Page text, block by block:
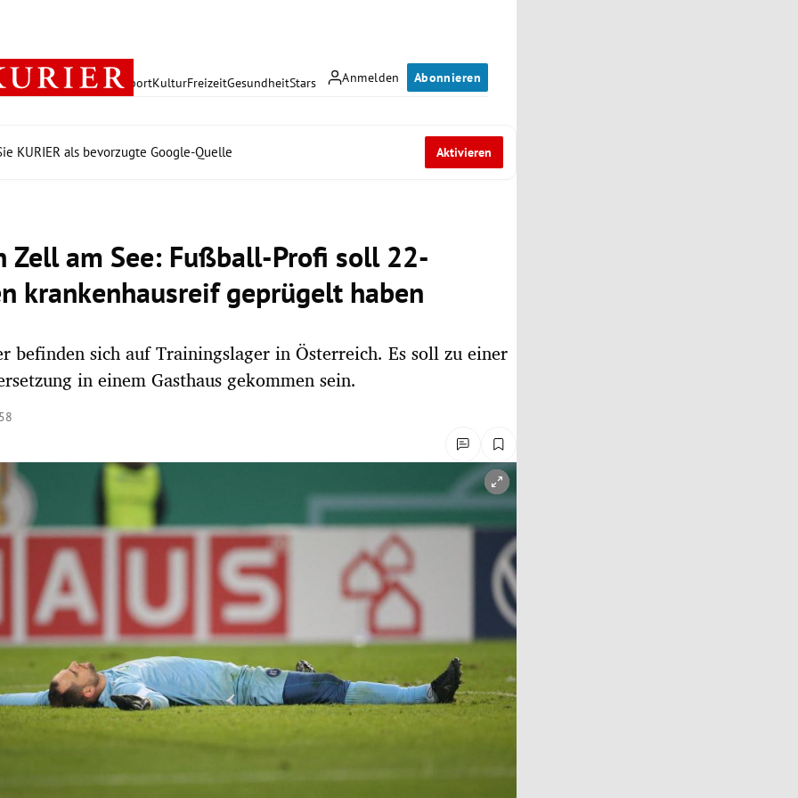
Anmelden Abonnieren
PolitikWirtschaft SportKulturFreizeitGesundheitStars
KURIER als bevorzugte Google-Quelle Aktivieren
Zell am See: Fußball-Profi soll 22-
krankenhausreif geprügelt haben
befinden sich auf Trainingslager in Österreich. Es soll zu einer
in einem Gasthaus gekommen sein.
öffnen/schließen